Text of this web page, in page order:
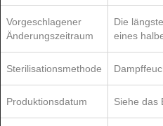
Vorgeschlagener
Änderungszeitraum
Die
eines
Sterilisationsmethode
Produktionsdatum Siehe das